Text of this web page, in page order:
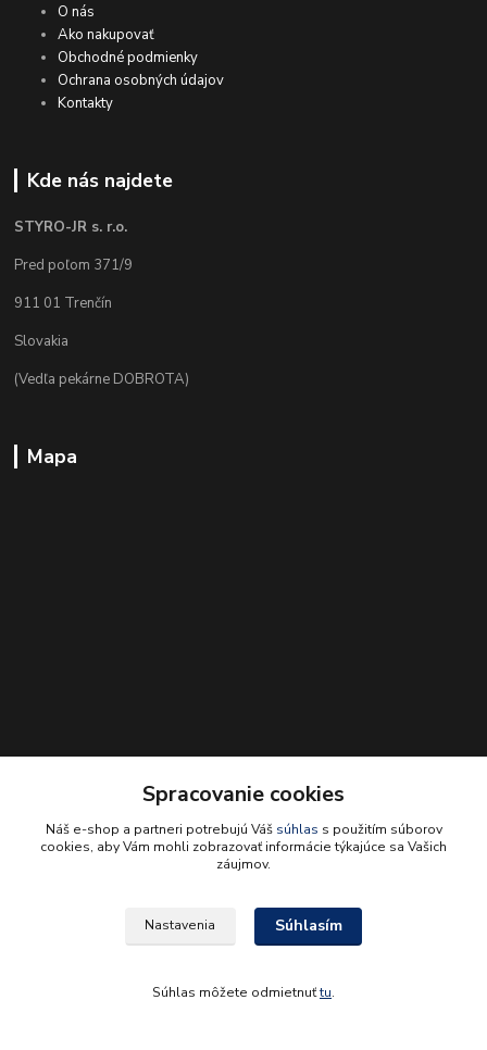
O nás
Ako nakupovať
Obchodné podmienky
Ochrana osobných údajov
Kontakty
Kde nás najdete
STYRO-JR s. r.o.
Pred poľom 371/9
911 01 Trenčín
Slovakia
(Vedľa pekárne DOBROTA)
Mapa
+421 905 178 086
Spracovanie cookies
Náš e-shop a partneri potrebujú Váš súhlas s použitím súborov
cookies, aby Vám mohli zobrazovať informácie týkajúce sa Vašich
záujmov.
Nastavenia Súhlasím
Súhlas môžete odmietnuťtu.